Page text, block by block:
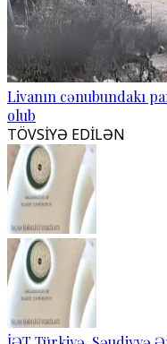
Livanın cənubundakı
olub
TÖVSİYƏ EDİLƏN